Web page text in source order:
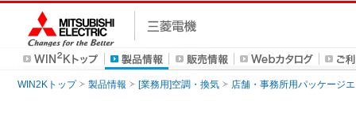
WIN2Kトップ 製品情報 [業務用]空調・換気 店舗・事務所用パッケージ